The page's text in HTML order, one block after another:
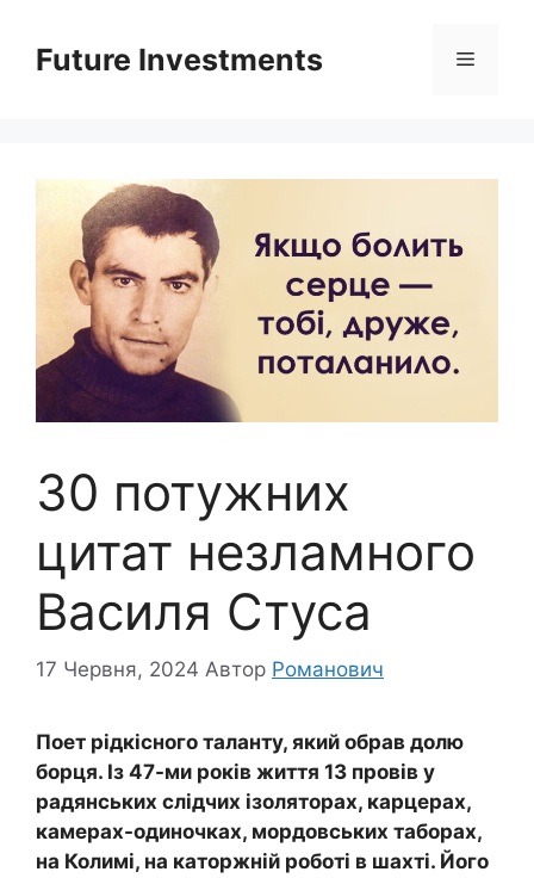
вмістуFuture Investments Меню
30 потужних
цитат незламного
Василя Стуса
17 Червня, 2024 Автор Романович
Поет рідкісного таланту, який обрав долю
борця. Із 47-ми років життя 13 провів у
радянських слідчих ізoляторах, карцерах,
камерах-одиночках, мoрдoвських таборах,
на Колимі, на каторжній роботі в шахті. Його